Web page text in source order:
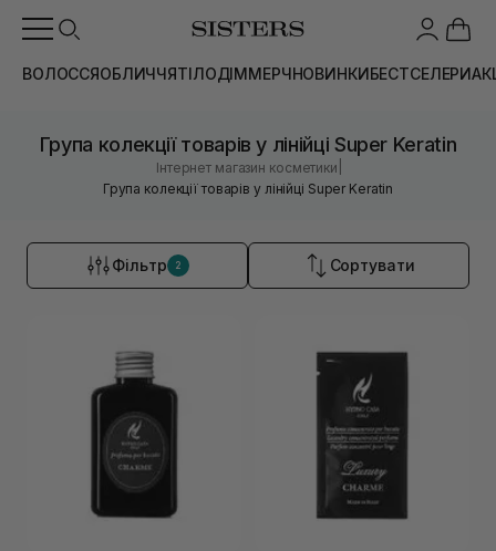
ВОЛОССЯОБЛИЧЧЯТІЛОДІММЕРЧНОВИНКИБЕСТСЕЛЕРИ
Група колекції товарів у лінійці Super Keratin
Інтернет магазин косметики
Група колекції товарів у лінійці Super Keratin
Фільтр 2 Сортувати